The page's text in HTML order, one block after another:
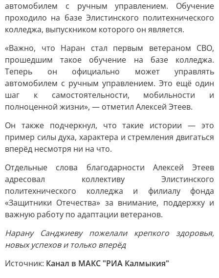
автомобилем с ручным управлением. Обучение
проходило на базе Элистинского политехнического
колледжа, выпускником которого он является.
«Важно, что Наран стал первым ветераном СВО,
прошедшим такое обучение на базе колледжа.
Теперь он официально может управлять
автомобилем с ручным управлением. Это ещё один
шаг к самостоятельности, мобильности и
полноценной жизни», — отметил Алексей Этеев.
Он также подчеркнул, что такие истории — это
пример силы духа, характера и стремления двигаться
вперёд несмотря ни на что.
Отдельные слова благодарности Алексей Этеев
адресовал коллективу Элистинского
политехнического колледжа и филиалу фонда
«Защитники Отечества» за внимание, поддержку и
важную работу по адаптации ветеранов.
Нарану Санджиеву пожелали крепкого здоровья,
новых успехов и только вперёд
Источник: Канал в МАКС "РИА Калмыкия"